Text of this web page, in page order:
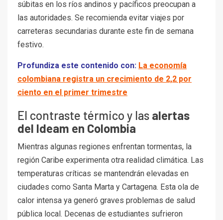
súbitas en los ríos andinos y pacíficos preocupan a
las autoridades. Se recomienda evitar viajes por
carreteras secundarias durante este fin de semana
festivo.
Profundiza este contenido con: La economía
colombiana registra un crecimiento de 2,2 por
ciento en el primer trimestre
El contraste térmico y las alertas
del Ideam en Colombia
Mientras algunas regiones enfrentan tormentas, la
región Caribe experimenta otra realidad climática. Las
temperaturas críticas se mantendrán elevadas en
ciudades como Santa Marta y Cartagena. Esta ola de
calor intensa ya generó graves problemas de salud
pública local. Decenas de estudiantes sufrieron